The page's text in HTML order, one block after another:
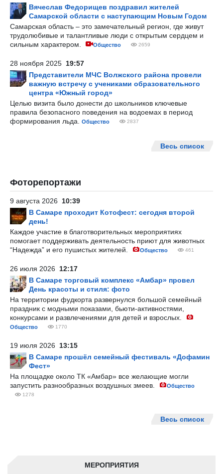
МЕРОПРИЯТИЯ
Вячеслав Федорищев поздравил жителей
Самарской области с наступающим Новым Годом
Самарская область – это замечательный регион, где живут
трудолюбивые и талантливые люди с открытым сердцем и
сильным характером.
Общество 2659
28 ноября 2025 19:57
Представители МЧС Волжского района провели
важную встречу с учениками образовательного
центра «Южный город»
Целью визита было донести до школьников ключевые
правила безопасного поведения на водоемах в период
формирования льда.
Общество 2837
Весь список
Фоторепортажи
9 августа 2026 10:39
В Самаре проходит Котофест: сегодня второй
день!
Каждое участие в благотворительных мероприятиях
помогает поддерживать деятельность приют для животных
“Надежда” и его пушистых жителей.
Общество 461
26 июля 2026 12:17
В Самаре торговый комплекс «Амбар» провел
День красоты и стиля: фото
На территории фудкорта развернулся большой семейный
праздник с модными показами, бьюти-активностями,
конкурсами и развлечениями для детей и взрослых.
Общество 1770
19 июля 2026 13:15
В Самаре прошёл семейный фестиваль «Дофамин
Фест»
На площадке около ТК «Амбар» все желающие могли
запустить разнообразных воздушных змеев.
Общество
1278
Весь список